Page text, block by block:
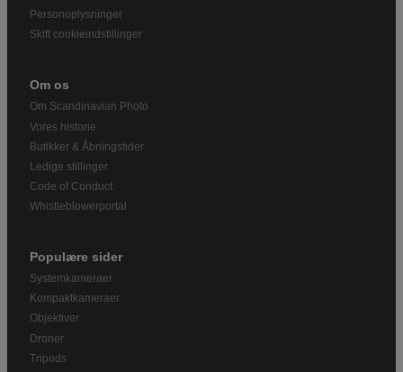
Personoplysninger
Skift cookieindstillinger
Om os
Om Scandinavian Photo
Vores historie
Butikker & Åbningstider
Ledige stillinger
Code of Conduct
Whistleblowerportal
Populære sider
Systemkameraer
Kompaktkameraer
Objektiver
Droner
Tripods